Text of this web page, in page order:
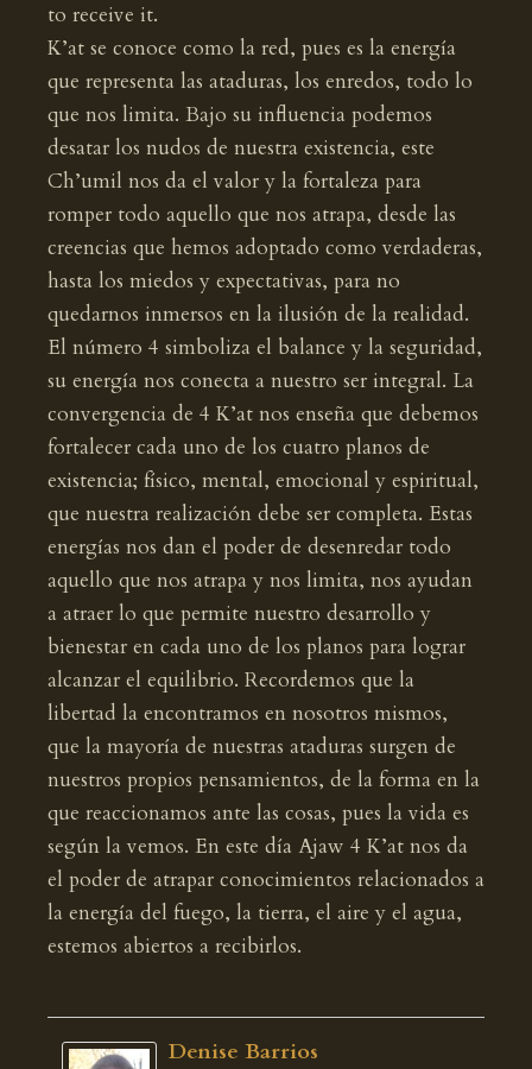
to receive it.
K’at se conoce como la red, pues es la energía
que representa las ataduras, los enredos, todo lo
que nos limita. Bajo su influencia podemos
desatar los nudos de nuestra existencia, este
Ch’umil nos da el valor y la fortaleza para
romper todo aquello que nos atrapa, desde las
creencias que hemos adoptado como verdaderas,
hasta los miedos y expectativas, para no
quedarnos inmersos en la ilusión de la realidad.
El número 4 simboliza el balance y la seguridad,
su energía nos conecta a nuestro ser integral. La
convergencia de 4 K’at nos enseña que debemos
fortalecer cada uno de los cuatro planos de
existencia; físico, mental, emocional y espiritual,
que nuestra realización debe ser completa. Estas
energías nos dan el poder de desenredar todo
aquello que nos atrapa y nos limita, nos ayudan
a atraer lo que permite nuestro desarrollo y
bienestar en cada uno de los planos para lograr
alcanzar el equilibrio. Recordemos que la
libertad la encontramos en nosotros mismos,
que la mayoría de nuestras ataduras surgen de
nuestros propios pensamientos, de la forma en la
que reaccionamos ante las cosas, pues la vida es
según la vemos. En este día Ajaw 4 K’at nos da
el poder de atrapar conocimientos relacionados a
la energía del fuego, la tierra, el aire y el agua,
estemos abiertos a recibirlos.
Denise Barrios